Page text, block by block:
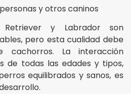
y otros caninos
y Labrador son
pero esta cualidad debe
cachorros. La interacción
de todas las edades y tipos,
equilibrados y sanos, es